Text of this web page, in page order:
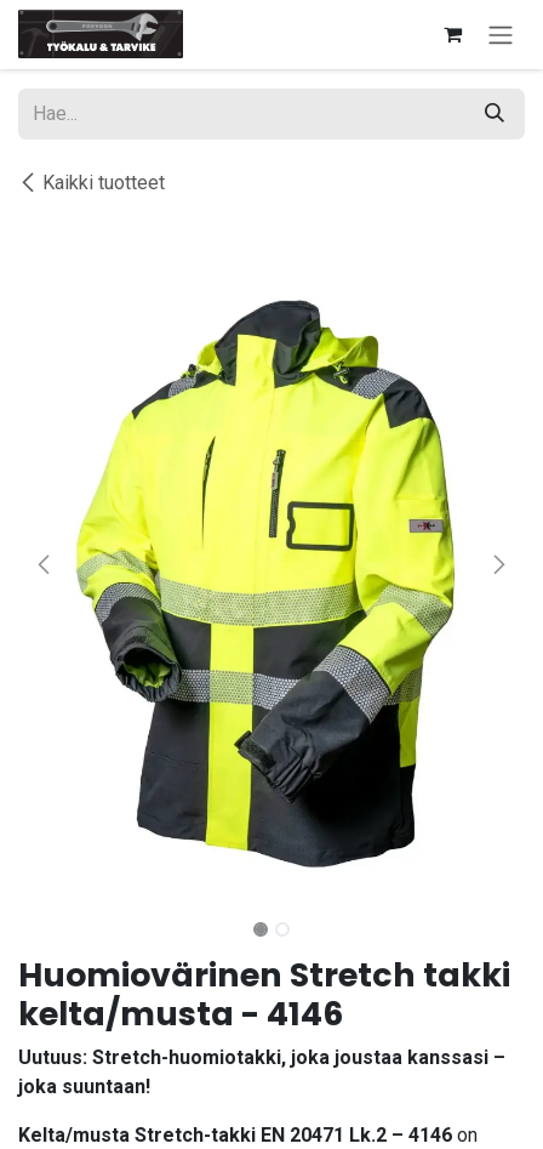
Siirry sisältöön
Kaikki tuotteet
Huomiovärinen Stretch takki
kelta/musta - 4146
Uutuus: Stretch-huomiotakki, joka joustaa kanssasi –
joka suuntaan!
Kelta/musta Stretch-takki EN 20471 Lk.2 – 4146 on